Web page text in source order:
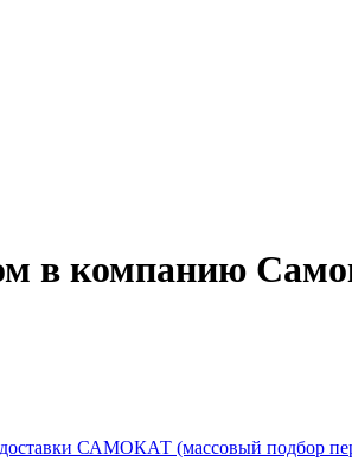
в компанию
доставки САМОКАТ (массовый подбор